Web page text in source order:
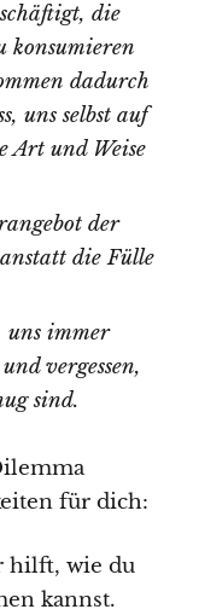
die
konsumieren
dadurch
uns selbst auf
Art und Weise
der
die Fülle
uns immer
vergessen,
sind.
für dich:
hilft, wie du
kannst.